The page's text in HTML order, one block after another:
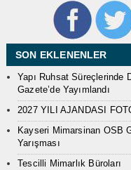
SON EKLENENLER
Yapı Ruhsat Süreçlerinde
Gazete’de Yayımlandı
2027 YILI AJANDASI
Kayseri Mimarsinan OSB
Yarışması
Tescilli Mimarlık Büroları